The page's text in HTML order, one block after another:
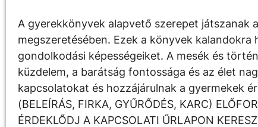
A gyerekkönyvek alapvető szerepet játszanak
megszeretésében. Ezek a könyvek
gondolkodási képességeiket. A mesék és
küzdelem, a barátság fontossága és az élet
kapcsolatokat és hozzájárulnak a gyermekek
(BELEÍRÁS, FIRKA, GYŰRŐDÉS, KARC)
ÉRDEKLŐDJ A KAPCSOLATI ŰRLAPON